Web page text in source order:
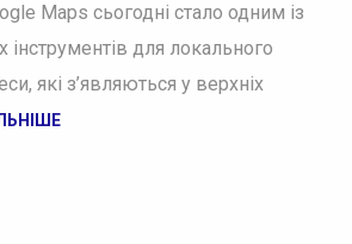
Maps сьогодні стало одним із
для локального
які з’являються у верхніх